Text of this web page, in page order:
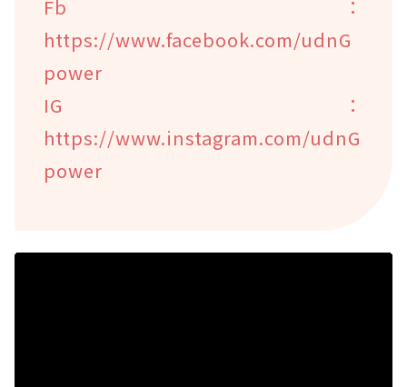
Fb：
https://www.facebook.com/udnG
power
IG：
https://www.instagram.com/udnG
power